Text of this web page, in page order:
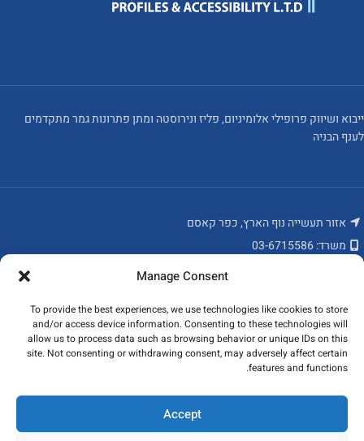
Manage Consent
To provide the best experiences, we use technologies like cookies to store
and/or access device information. Consenting to these technologies will
allow us to process data such as browsing behavior or unique IDs on this
site. Not consenting or withdrawing consent, may adversely affect certain
features and functions.
Accept
ייבוא ושיווק פרופילי אלומיניום, פליז ונירוסטה ומתן פתרונות גמר מתקדמים
לענף הבניה
אזור תעשייה נוף הארץ, כפר קאסם
משרד: 03-6715586
מאמרים אחרונים
המוצרים שלנו
ניווט מהיר
כל הזכויות שמורות לקובי פרופילים ונגישות בע"מ 2023